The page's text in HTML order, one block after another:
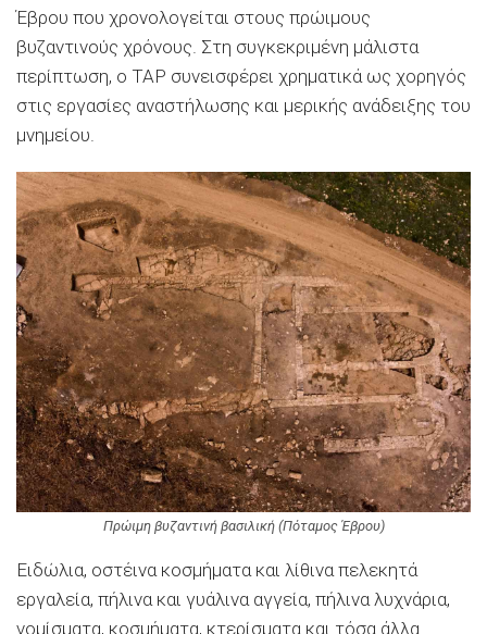
Έβρου που χρονολογείται στους πρώιμους
βυζαντινούς χρόνους. Στη συγκεκριμένη μάλιστα
περίπτωση, ο ΤΑΡ συνεισφέρει χρηματικά ως χορηγός
στις εργασίες αναστήλωσης και μερικής ανάδειξης του
μνημείου.
Πρώιμη βυζαντινή βασιλική (Πόταμος Έβρου)
Ειδώλια, οστέινα κοσμήματα και λίθινα πελεκητά
εργαλεία, πήλινα και γυάλινα αγγεία, πήλινα λυχνάρια,
νομίσματα, κοσμήματα, κτερίσματα και τόσα άλλα